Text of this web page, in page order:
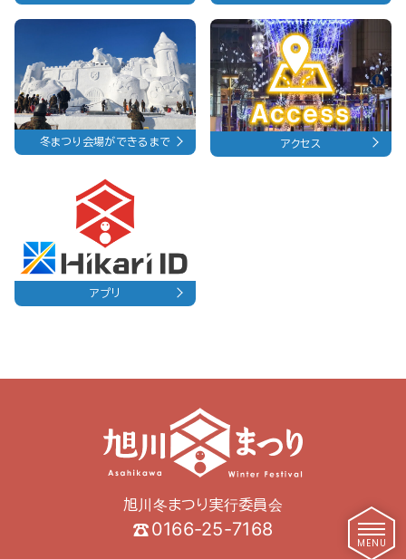
MENU
冬まつり会場ができるまで アクセス
アプリ
旭川冬まつり実行委員会
0166-25-7168